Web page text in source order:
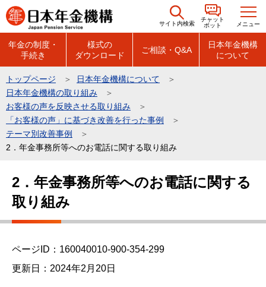
こ
の
の
先
で
す
サイト内検索
チャット
ボット
メニュー
年金の制度・
手続き
様式の
ダウンロード
ご相談・Q&A
日本年金機構
について
トップページ
日本年金機構について
日本年金機構の取り組み
お客様の声を反映させる取り組み
「お客様の声」に基づき改善を行った事例
テーマ別改善事例
2．年金事務所等へのお電話に関する取り組み
2．年金事務所等へのお電話に関する
取り組み
ページID：160040010-900-354-299
更新日：2024年2月20日